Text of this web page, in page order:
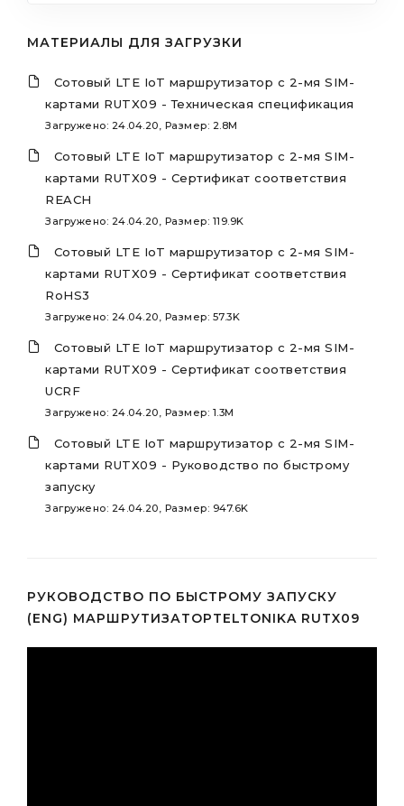
МАТЕРИАЛЫ ДЛЯ ЗАГРУЗКИ
Сотовый LTE IoT маршрутизатор с 2-мя SIM-
картами RUTX09 - Техническая спецификация
Загружено: 24.04.20, Размер: 2.8M
Сотовый LTE IoT маршрутизатор с 2-мя SIM-
картами RUTX09 - Сертификат соответствия
REACH
Загружено: 24.04.20, Размер: 119.9K
Сотовый LTE IoT маршрутизатор с 2-мя SIM-
картами RUTX09 - Сертификат соответствия
RoHS3
Загружено: 24.04.20, Размер: 57.3K
Сотовый LTE IoT маршрутизатор с 2-мя SIM-
картами RUTX09 - Сертификат соответствия
UCRF
Загружено: 24.04.20, Размер: 1.3M
Сотовый LTE IoT маршрутизатор с 2-мя SIM-
картами RUTX09 - Руководство по быстрому
запуску
Загружено: 24.04.20, Размер: 947.6K
РУКОВОДСТВО ПО БЫСТРОМУ ЗАПУСКУ
(ENG) МАРШРУТИЗАТОРTELTONIKA RUTX09